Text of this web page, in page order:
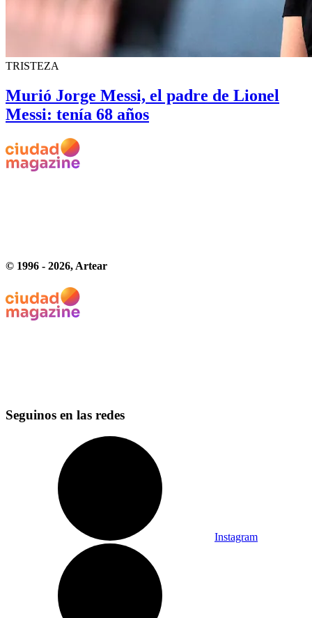
TRISTEZA
Murió Jorge Messi, el padre de Lionel
Messi: tenía 68 años
© 1996 - 2026, Artear
Seguinos en las redes
Instagram